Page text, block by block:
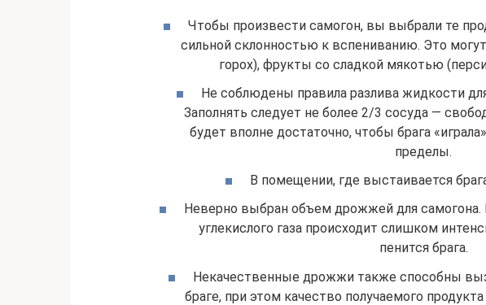
Чтобы произвести самогон, вы выбрали те
сильной склонностью к вспениванию. Это
горох), фрукты со сладкой мякотью
Не соблюдены правила разлива жидкости
Заполнять следует не более 2/3 сосуда —
будет вполне достаточно, чтобы брага
пределы.
В помещении, где выстаивается
Неверно выбран объем дрожжей для самогона.
углекислого газа происходит слишком
пенится брага.
Некачественные дрожжи также способны
браге, при этом качество получаемого